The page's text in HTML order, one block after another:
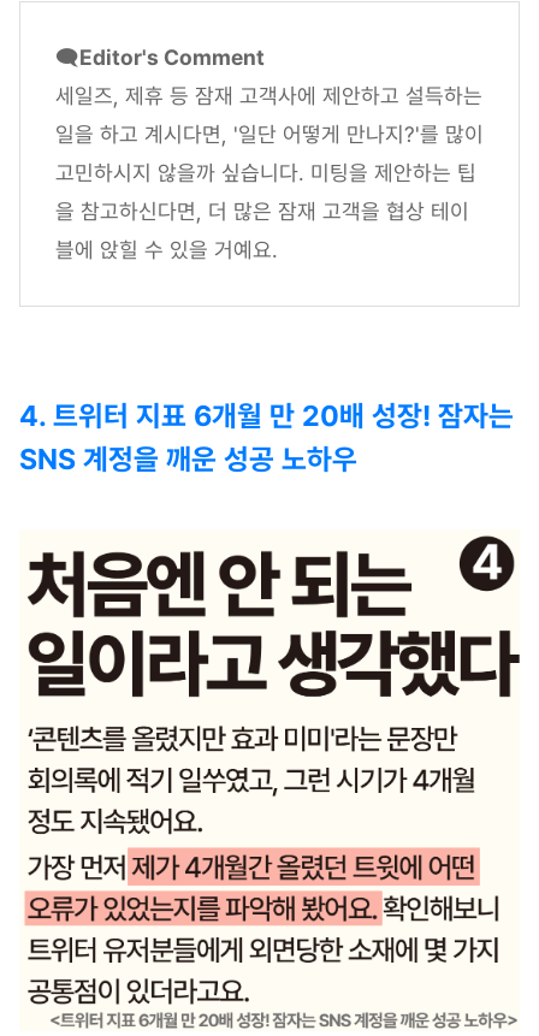
🗨️Editor's Comment
세일즈, 제휴 등 잠재 고객사에 제안하고 설득하는
일을 하고 계시다면, '일단 어떻게 만나지?'를 많이
고민하시지 않을까 싶습니다. 미팅을 제안하는 팁
을 참고하신다면, 더 많은 잠재 고객을 협상 테이
블에 앉힐 수 있을 거예요.
4. 트위터 지표 6개월 만 20배 성장! 잠자는
SNS 계정을 깨운 성공 노하우